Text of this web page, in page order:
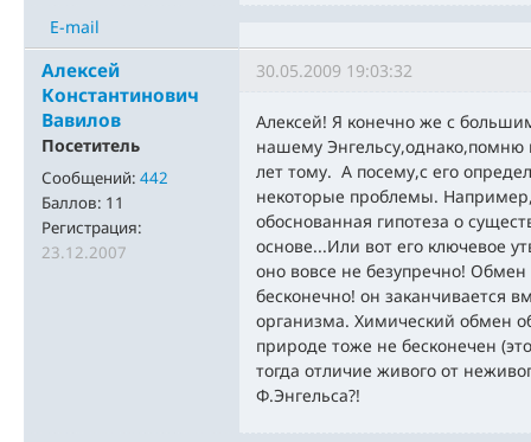
E-mail
Алексей
Константинович
Вавилов
Посетитель
Сообщений: 442
Баллов: 11
Регистрация:
23.12.2007
30.05.2009 19:03:32
Алексей! Я конечно же с
нашему Энгельсу,однако,помню
лет тому. А посему,с его
некоторые проблемы.
обоснованная гипотеза о
основе...Или вот его ключевое
оно вовсе не безупречно!
бесконечно! он заканчивается
организма. Химический обмен
природе тоже не бесконечен
тогда отличие живого от
Ф.Энгельса?!